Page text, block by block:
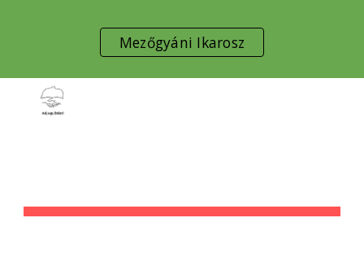
Skip to main content Skip to navigation
Mezőgyáni Ikarosz